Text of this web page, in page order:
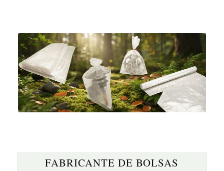
FABRICANTE DE BOLSAS